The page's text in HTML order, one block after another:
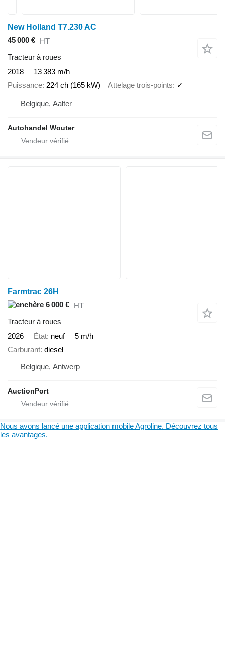
New Holland T7.230 AC
45 000 € HT
Tracteur à roues
2018
13 383 m/h
Puissance 224 ch (165 kW) Attelage trois-points ✓
Belgique, Aalter
Autohandel Wouter
Farmtrac 26H
6 000 € HT
Tracteur à roues
2026
État neuf
5 m/h
Carburant diesel
Belgique, Antwerp
AuctionPort
Nous avons lancé une application mobile Agroline. Découvrez tous
les avantages.